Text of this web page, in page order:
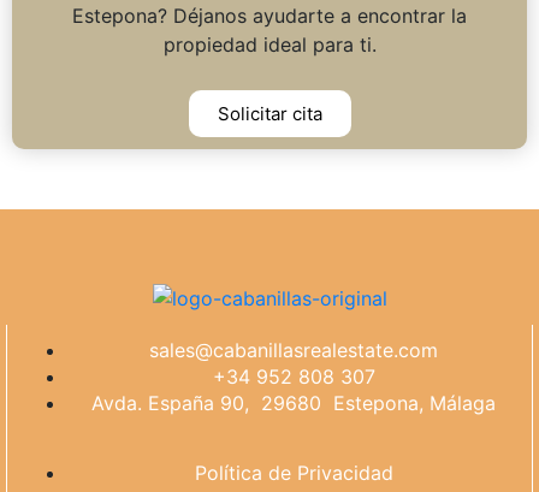
Estepona? Déjanos ayudarte a encontrar la
propiedad ideal para ti.
Solicitar cita
sales@cabanillasrealestate.com
+34 952 808 307
Avda. España 90, 29680 Estepona, Málaga
Política de Privacidad